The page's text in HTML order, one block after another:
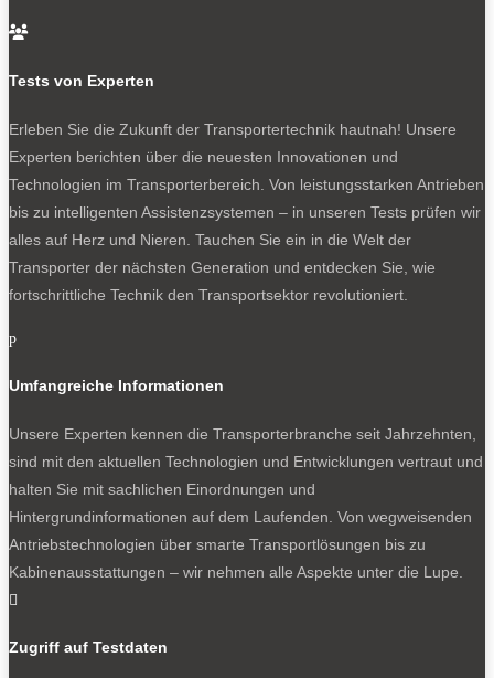
0
0

Tests von Experten
Erleben Sie die Zukunft der Transportertechnik hautnah! Unsere
Experten berichten über die neuesten Innovationen und
Technologien im Transporterbereich. Von leistungsstarken Antrieben
bis zu intelligenten Assistenzsystemen – in unseren Tests prüfen wir
alles auf Herz und Nieren. Tauchen Sie ein in die Welt der
Transporter der nächsten Generation und entdecken Sie, wie
fortschrittliche Technik den Transportsektor revolutioniert.
p
Umfangreiche Informationen
Unsere Experten kennen die Transporterbranche seit Jahrzehnten,
sind mit den aktuellen Technologien und Entwicklungen vertraut und
halten Sie mit sachlichen Einordnungen und
Hintergrundinformationen auf dem Laufenden. Von wegweisenden
Antriebstechnologien über smarte Transportlösungen bis zu
Kabinenausstattungen – wir nehmen alle Aspekte unter die Lupe.

Zugriff auf Testdaten